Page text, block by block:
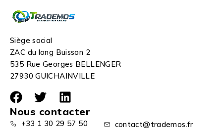
Siège social
ZAC du long Buisson 2
535 Rue Georges BELLENGER
27930 GUICHAINVILLE
Nous contacter
+33 1 30 29 57 50
contact@trademos.fr